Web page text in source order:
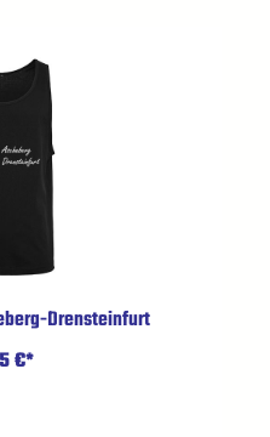
Drensteinfurt
€*